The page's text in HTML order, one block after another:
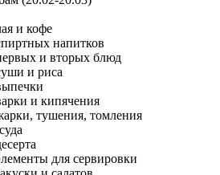
и кофе
напитков
и вторых блюд
и риса
и кипячения
тушения, томления
для сервировки